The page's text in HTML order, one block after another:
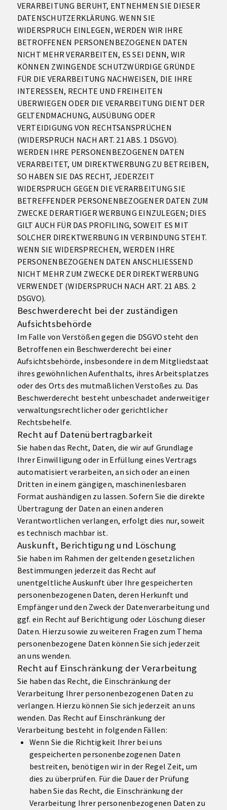
VERARBEITUNG BERUHT, ENTNEHMEN SIE DIESER
DATENSCHUTZERKLÄRUNG. WENN SIE
WIDERSPRUCH EINLEGEN, WERDEN WIR IHRE
BETROFFENEN PERSONENBEZOGENEN DATEN
NICHT MEHR VERARBEITEN, ES SEI DENN, WIR
KÖNNEN ZWINGENDE SCHUTZWÜRDIGE GRÜNDE
FÜR DIE VERARBEITUNG NACHWEISEN, DIE IHRE
INTERESSEN, RECHTE UND FREIHEITEN
ÜBERWIEGEN ODER DIE VERARBEITUNG DIENT DER
GELTENDMACHUNG, AUSÜBUNG ODER
VERTEIDIGUNG VON RECHTSANSPRÜCHEN
(WIDERSPRUCH NACH ART. 21 ABS. 1 DSGVO).
WERDEN IHRE PERSONENBEZOGENEN DATEN
VERARBEITET, UM DIREKTWERBUNG ZU BETREIBEN,
SO HABEN SIE DAS RECHT, JEDERZEIT
WIDERSPRUCH GEGEN DIE VERARBEITUNG SIE
BETREFFENDER PERSONENBEZOGENER DATEN ZUM
ZWECKE DERARTIGER WERBUNG EINZULEGEN; DIES
GILT AUCH FÜR DAS PROFILING, SOWEIT ES MIT
SOLCHER DIREKTWERBUNG IN VERBINDUNG STEHT.
WENN SIE WIDERSPRECHEN, WERDEN IHRE
PERSONENBEZOGENEN DATEN ANSCHLIESSEND
NICHT MEHR ZUM ZWECKE DER DIREKTWERBUNG
VERWENDET (WIDERSPRUCH NACH ART. 21 ABS. 2
DSGVO).
Beschwerde­recht bei der zuständigen
Aufsichts­behörde
Im Falle von Verstößen gegen die DSGVO steht den
Betroffenen ein Beschwerderecht bei einer
Aufsichtsbehörde, insbesondere in dem Mitgliedstaat
ihres gewöhnlichen Aufenthalts, ihres Arbeitsplatzes
oder des Orts des mutmaßlichen Verstoßes zu. Das
Beschwerderecht besteht unbeschadet anderweitiger
verwaltungsrechtlicher oder gerichtlicher
Rechtsbehelfe.
Recht auf Daten­übertrag­barkeit
Sie haben das Recht, Daten, die wir auf Grundlage
Ihrer Einwilligung oder in Erfüllung eines Vertrags
automatisiert verarbeiten, an sich oder an einen
Dritten in einem gängigen, maschinenlesbaren
Format aushändigen zu lassen. Sofern Sie die direkte
Übertragung der Daten an einen anderen
Verantwortlichen verlangen, erfolgt dies nur, soweit
es technisch machbar ist.
Auskunft, Berichtigung und Löschung
Sie haben im Rahmen der geltenden gesetzlichen
Bestimmungen jederzeit das Recht auf
unentgeltliche Auskunft über Ihre gespeicherten
personenbezogenen Daten, deren Herkunft und
Empfänger und den Zweck der Datenverarbeitung und
ggf. ein Recht auf Berichtigung oder Löschung dieser
Daten. Hierzu sowie zu weiteren Fragen zum Thema
personenbezogene Daten können Sie sich jederzeit
an uns wenden.
Recht auf Einschränkung der Verarbeitung
Sie haben das Recht, die Einschränkung der
Verarbeitung Ihrer personenbezogenen Daten zu
verlangen. Hierzu können Sie sich jederzeit an uns
wenden. Das Recht auf Einschränkung der
Verarbeitung besteht in folgenden Fällen:
Wenn Sie die Richtigkeit Ihrer bei uns
gespeicherten personenbezogenen Daten
bestreiten, benötigen wir in der Regel Zeit, um
dies zu überprüfen. Für die Dauer der Prüfung
haben Sie das Recht, die Einschränkung der
Verarbeitung Ihrer personenbezogenen Daten zu